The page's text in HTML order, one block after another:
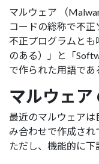
マルウェア （
コードの総称で不正
不正プログラムと
のある）」と「
で作られた用語であ
マルウェア
最近のマルウェア
み合わせで作成され
ただし、機能的に下